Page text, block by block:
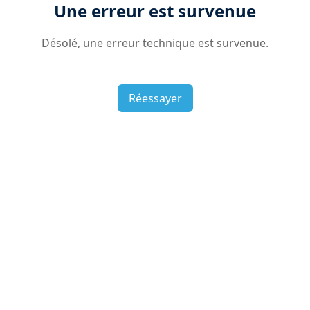
Une erreur est survenue
Désolé, une erreur technique est survenue.
Réessayer